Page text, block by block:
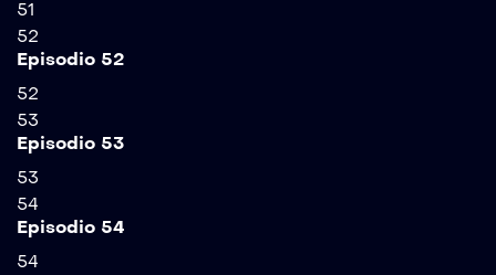
51
52
Episodio 52
52
53
Episodio 53
53
54
Episodio 54
54